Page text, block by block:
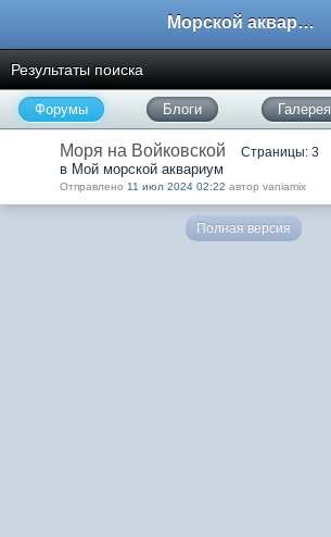
Морской аквариум. Форумы ReefCentral.ru
Результаты поиска
Форумы Блоги Галерея
Моря на Войковской Страницы: 3
в Мой морской аквариум
Отправлено 11 июл 2024 02:22 автор vaniamix
Полная версия